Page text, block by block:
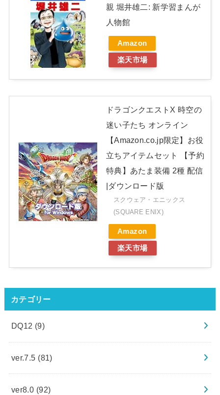
親 堀井雄二: 新学習まんが
人物館
Amazon
楽天市場
ドラゴンクエストX 時空の
迷い子たち オンライン
【Amazon.co.jp限定】お役
立ちアイテムセット 【予約
特典】あたま装備 2種 配信
|ダウンロード版
スクウェア・エニックス
(SQUARE ENIX)
Amazon
楽天市場
カテゴリー
DQ12 (9)
ver.7.5 (81)
ver8.0 (92)